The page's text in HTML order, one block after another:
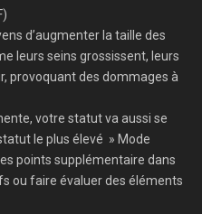
d’augmenter la taille des
leurs seins grossissent, leurs
provoquant des dommages à
votre statut va aussi se
le plus élevé » Mode
points supplémentaire dans
ou faire évaluer des éléments